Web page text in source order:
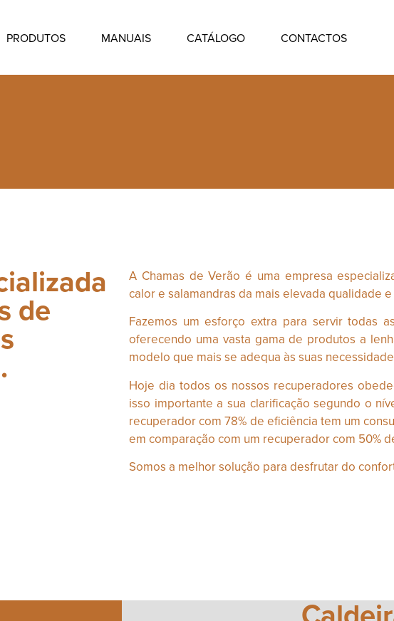
PRODUTOS MANUAIS CATÁLOGO CONTACTOS
de
A Chamas de Verão é uma empresa
calor e salamandras da mais elevada qualidade
Fazemos um esforço extra para servir todas
oferecendo uma vasta gama de produtos a
modelo que mais se adequa às suas
Hoje dia todos os nossos recuperadores
isso importante a sua clarificação segundo o
recuperador com 78% de eficiência tem um
em comparação com um recuperador com 50%
Somos a melhor solução para desfrutar do